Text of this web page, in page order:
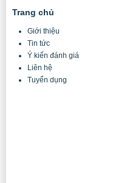
Trang chủ
Giới thiệu
Tin tức
Ý kiến đánh giá
Liên hệ
Tuyển dụng